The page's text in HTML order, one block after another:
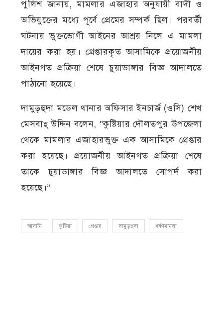
পুলিশ জানায়, মামলার এজাহার অনুযায়ী বাদী ও
অভিযুক্তের মধ্যে পূর্বে প্রেমের সম্পর্ক ছিল। পরবর্তী
ঘটনায় ভুক্তভোগী আইনের আশ্রয় নিলে এ মামলা
দায়ের করা হয়। গ্রেপ্তারকৃত আসামিকে প্রয়োজনীয়
আইনগত প্রক্রিয়া শেষে চুয়াডাঙ্গার বিজ্ঞ আদালতে
পাঠানো হয়েছে।
দামুড়হুদা মডেল থানার অফিসার ইনচার্জ (ওসি) শেখ
মেসবাহ্ উদ্দিন বলেন, “কুষ্টিয়ার দৌলতপুর উপজেলা
থেকে মামলার এজাহারভুক্ত এক আসামিকে গ্রেপ্তার
করা হয়েছে। প্রয়োজনীয় আইনগত প্রক্রিয়া শেষে
তাকে চুয়াডাঙ্গার বিজ্ঞ আদালতে সোপর্দ করা
হয়েছে।”
আসামি কুষ্টিয়া গ্রেপ্তার দামুড়হুদা ধর্ষণমামলা